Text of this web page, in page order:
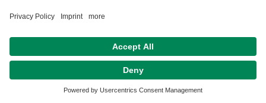
Kontakt
Barrierefreiheitserklärung